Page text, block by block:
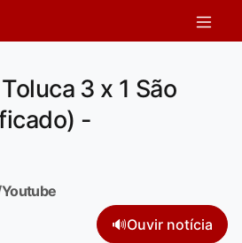
3 x 1 São
-
🔊Ouvir notícia